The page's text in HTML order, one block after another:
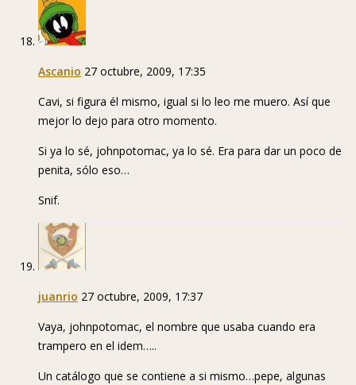
Ascanio 27 octubre, 2009, 17:35
Cavi, si figura él mismo, igual si lo leo me muero. Así que
mejor lo dejo para otro momento.
Si ya lo sé, johnpotomac, ya lo sé. Era para dar un poco de
penita, sólo eso…
Snif.
juanrio 27 octubre, 2009, 17:37
Vaya, johnpotomac, el nombre que usaba cuando era
trampero en el idem…..
Un catálogo que se contiene a si mismo…pepe, algunas